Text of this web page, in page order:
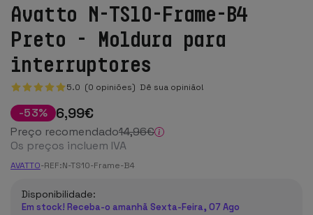
Avatto N-TS10-Frame-B4
Preto - Moldura para
interruptores
5.0 (0 opiniões) Dê sua opinião!
-53% 6,99€
Preço recomendado14,96€
Os preços incluem IVA
AVATTO-REF:N-TS10-Frame-B4
Disponibilidade:
Em stock! Receba-o amanhã Sexta-Feira, 07 Ago